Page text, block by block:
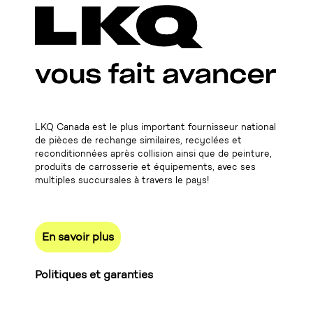
LKQ Canada est le plus important fournisseur national
de pièces de rechange similaires, recyclées et
reconditionnées après collision ainsi que de peinture,
produits de carrosserie et équipements, avec ses
multiples succursales à travers le pays!
En savoir plus
Politiques et garanties